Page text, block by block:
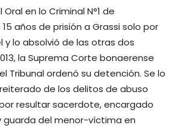
Oral en lo Criminal N°1 de
años de prisión a Grassi solo por
y lo absolvió de las otras dos
la Suprema Corte bonaerense
Tribunal ordenó su detención. Se lo
de los delitos de abuso
resultar sacerdote, encargado
guarda del menor-víctima en